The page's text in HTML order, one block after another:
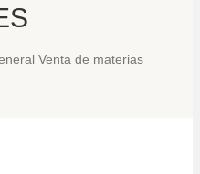
Venta de materias